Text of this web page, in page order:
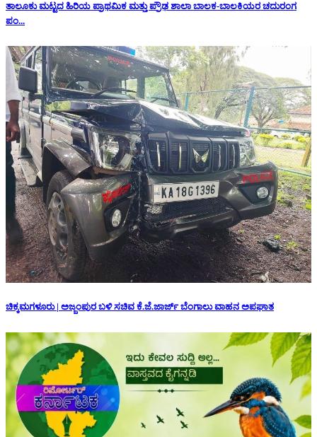
ತಾಲೂಕು ಮಟ್ಟದ ಹಿರಿಯ ಪ್ರಾಥಮಿಕ ಮತ್ತು ಪ್ರೌಢ ಶಾಲಾ ಬಾಲಕ-ಬಾಲಕಿಯರ ಚದುರಂಗ
ಪಂ...
ಚಿಕ್ಕಮಗಳೂರು | ಅಜ್ಜಂಪುರ ಬಳಿ ಸಚಿವ ಕೆ.ಜೆ.ಜಾರ್ಜ್ ಬೆಂಗಾಲು ವಾಹನ ಅಪಘಾತ